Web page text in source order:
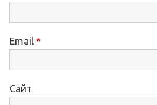
Email *
Сайт